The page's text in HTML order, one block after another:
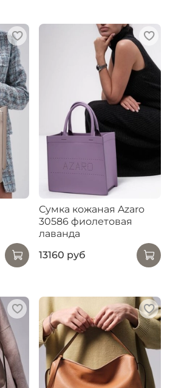
Сумка кожаная Azaro
30586 фиолетовая
лаванда
13160 руб